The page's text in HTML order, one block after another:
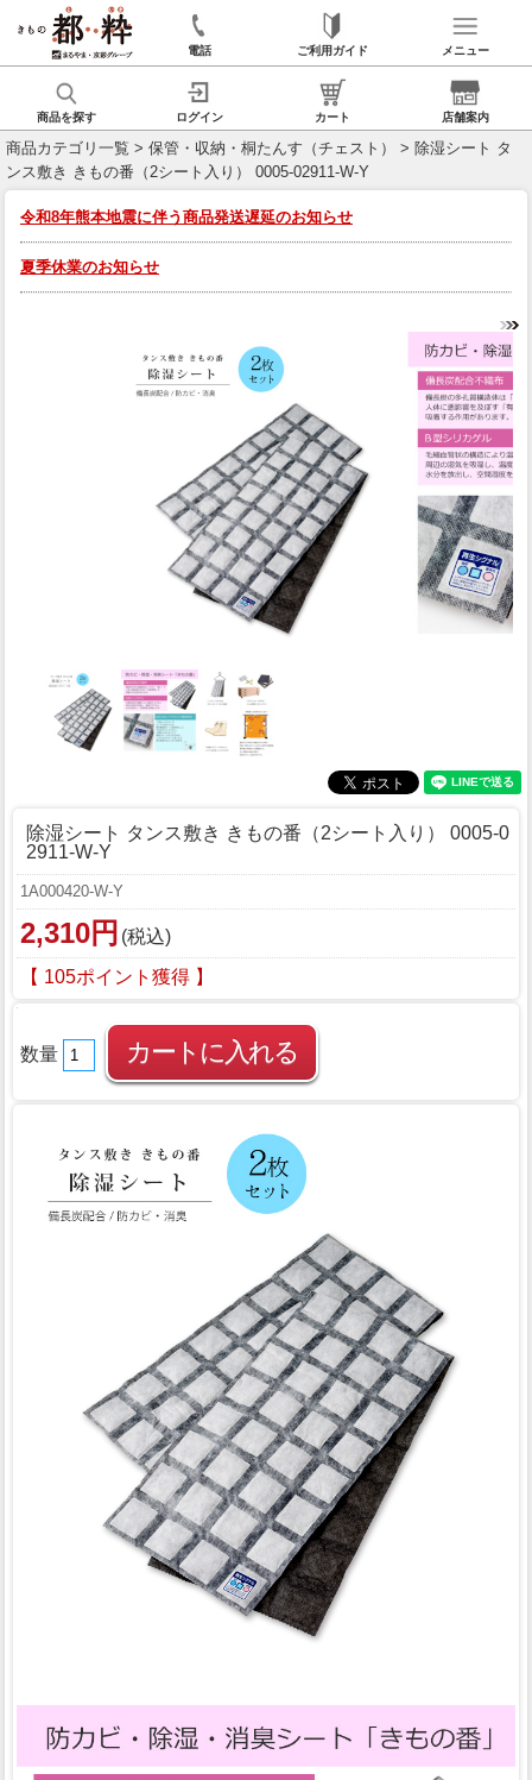
電話 ご利用ガイド メニュー
商品を探す ログイン カート 店舗案内
商品カテゴリ一覧 > 保管・収納・桐たんす（チェスト）
> 除湿シート タ
ンス敷き きもの番（2シート入り） 0005-02911-W-Y
令和8年熊本地震に伴う商品発送遅延のお知らせ
夏季休業のお知らせ
除湿シート タンス敷き きもの番（2シート入り） 0005-0
2911-W-Y
1A000420-W-Y
2,310円 (税込)
【 105ポイント獲得 】
数量